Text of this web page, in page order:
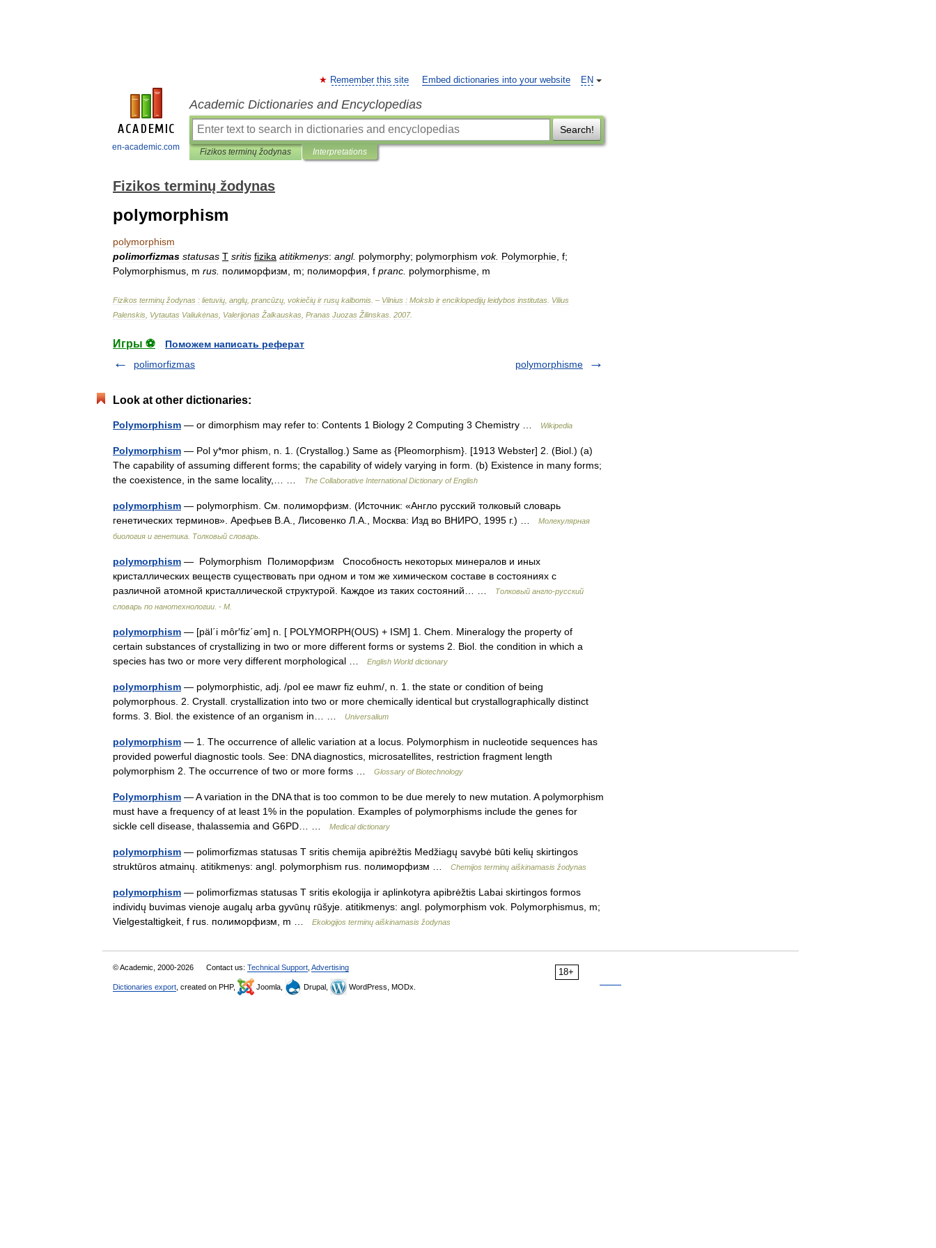
en-academic.com
EN
Remember this site Embed dictionaries into your website
Academic Dictionaries and Encyclopedias
Search!
Fizikos terminų žodynas Interpretations
Fizikos terminų žodynas
polymorphism
polymorphism
polimorfizmas statusas T sritis fizika atitikmenys: angl. polymorphy; polymorphism vok. Polymorphie f;
Polymorphismus m rus полиморфизм m; полиморфия f pranc polymorphisme m
Fizikos terminų žodynas : lietuvių anglų prancūzų vokiečių ir rusų kalbomis . – Vilnius : Mokslo ir enciklopedijų leidybos institutas Vilius
Palenskis Vytautas Valiukėnas Valerijonas Žalkauskas Pranas Juozas Žilinskas 2007.
Игры ⚽
Поможем написать реферат
polimorfizmas
polymorphisme
Look at other dictionaries:
Polymorphism — or dimorphism may refer to: Contents 1 Biology 2 Computing 3 Chemistry … Wikipedia
Polymorphism — Pol y*mor phism, n. 1. (Crystallog.) Same as {Pleomorphism}. [1913 Webster] 2. (Biol.) (a)
The capability of assuming different forms; the capability of widely varying in form. (b) Existence in many forms;
the coexistence, in the same locality,… …
The Collaborative International Dictionary of English
polymorphism — polymorphism. См. полиморфизм. (Источник: «Англо русский толковый словарь
генетических терминов». Арефьев В.А., Лисовенко Л.А., Москва: Изд во ВНИРО, 1995 г.) …
Молекулярная
биология и генетика. Толковый словарь.
polymorphism — Polymorphism Полиморфизм Способность некоторых минералов и иных
кристаллических веществ существовать при одном и том же химическом составе в состояниях с
различной атомной кристаллической структурой. Каждое из таких состояний… …
Толковый англо-русский
словарь по нанотехнологии. - М.
polymorphism — [päl΄i môr′fiz΄əm] n. [ POLYMORPH(OUS) + ISM] 1. Chem. Mineralogy the property of
certain substances of crystallizing in two or more different forms or systems 2. Biol. the condition in which a
species has two or more very different morphological …
English World dictionary
polymorphism — polymorphistic, adj. /pol ee mawr fiz euhm/, n. 1. the state or condition of being
polymorphous. 2. Crystall. crystallization into two or more chemically identical but crystallographically distinct
forms. 3. Biol. the existence of an organism in… …
Universalium
polymorphism — 1. The occurrence of allelic variation at a locus. Polymorphism in nucleotide sequences has
provided powerful diagnostic tools. See: DNA diagnostics, microsatellites, restriction fragment length
polymorphism 2. The occurrence of two or more forms …
Glossary of Biotechnology
Polymorphism — A variation in the DNA that is too common to be due merely to new mutation. A polymorphism
must have a frequency of at least 1% in the population. Examples of polymorphisms include the genes for
sickle cell disease, thalassemia and G6PD… …
Medical dictionary
polymorphism — polimorfizmas statusas T sritis chemija apibrėžtis Medžiagų savybė būti kelių skirtingos
struktūros atmainų. atitikmenys: angl. polymorphism rus. полиморфизм …
Chemijos terminų aiškinamasis žodynas
polymorphism — polimorfizmas statusas T sritis ekologija ir aplinkotyra apibrėžtis Labai skirtingos formos
individų buvimas vienoje augalų arba gyvūnų rūšyje. atitikmenys: angl. polymorphism vok. Polymorphismus, m;
Vielgestaltigkeit, f rus. полиморфизм, m …
Ekologijos terminų aiškinamasis žodynas
18+
© Academic, 2000-2026 Contact us: Technical Support Advertising
Dictionaries export , created on PHP, Joomla, Drupal, WordPress, MODx.